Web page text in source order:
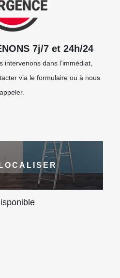
7j/7 et 24h/24
intervenons dans l’immédiat,
via le formulaire ou à nous
appeler.